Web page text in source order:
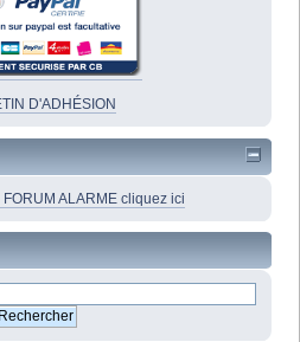
D'ADHÉSION
FORUM ALARME cliquez ici